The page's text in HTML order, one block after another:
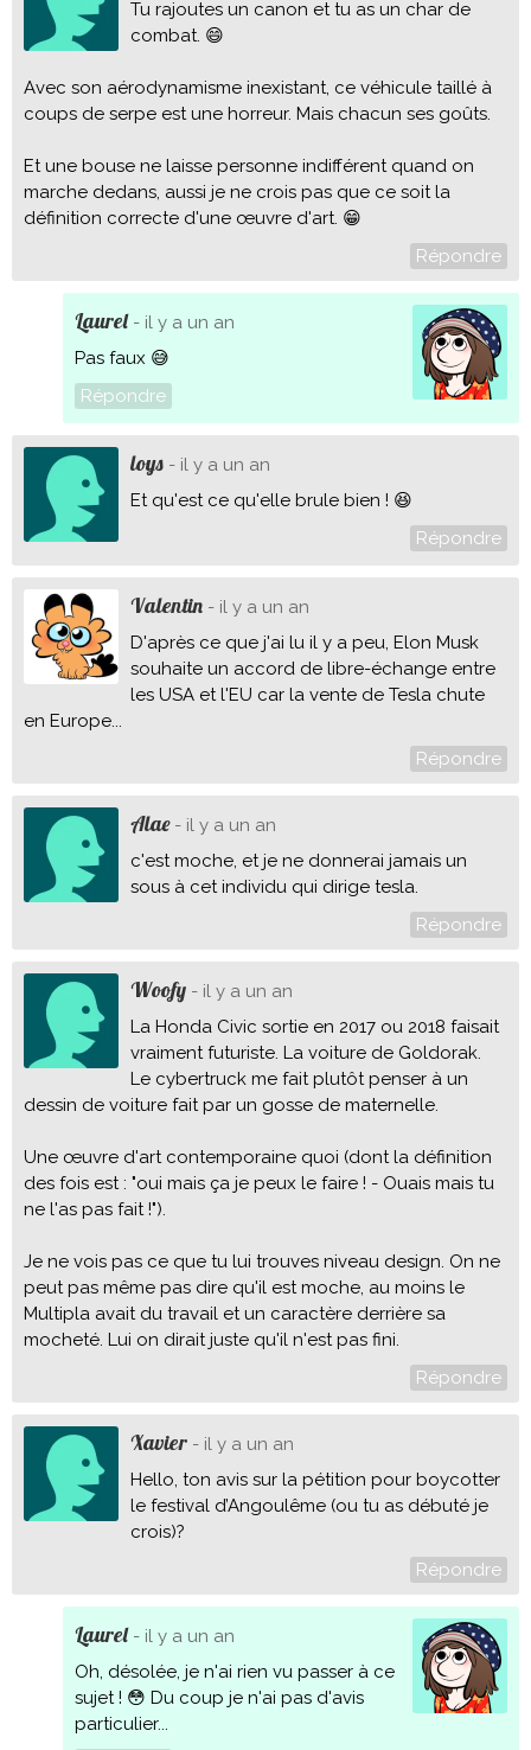
Tu rajoutes un canon et tu as un char de
combat. 😄
Avec son aérodynamisme inexistant, ce véhicule taillé à
coups de serpe est une horreur. Mais chacun ses goûts.
Et une bouse ne laisse personne indifférent quand on
marche dedans, aussi je ne crois pas que ce soit la
définition correcte d'une œuvre d'art. 😁
Répondre
Laurel- il y a un an
Pas faux 😅
Répondre
loys - il y a un an
Et qu'est ce qu'elle brule bien ! 😆
Répondre
Valentin - il y a un an
D'après ce que j'ai lu il y a peu, Elon Musk
souhaite un accord de libre-échange entre
les USA et l'EU car la vente de Tesla chute
en Europe...
Répondre
Alae- il y a un an
c'est moche, et je ne donnerai jamais un
sous à cet individu qui dirige tesla.
Répondre
Woofy - il y a un an
La Honda Civic sortie en 2017 ou 2018 faisait
vraiment futuriste. La voiture de Goldorak.
Le cybertruck me fait plutôt penser à un
dessin de voiture fait par un gosse de maternelle.
Une œuvre d'art contemporaine quoi (dont la définition
des fois est : "oui mais ça je peux le faire ! - Ouais mais tu
ne l'as pas fait !").
Je ne vois pas ce que tu lui trouves niveau design. On ne
peut pas même pas dire qu'il est moche, au moins le
Multipla avait du travail et un caractère derrière sa
mocheté. Lui on dirait juste qu'il n'est pas fini.
Répondre
Xavier - il y a un an
Hello, ton avis sur la pétition pour boycotter
le festival d’Angoulême (ou tu as débuté je
crois)?
Répondre
Laurel- il y a un an
Oh, désolée, je n'ai rien vu passer à ce
sujet ! 😳 Du coup je n'ai pas d'avis
particulier...